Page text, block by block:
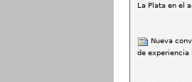
La Plata en el
Nueva
de experiencia